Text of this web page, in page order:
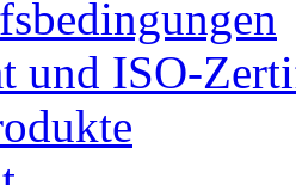
und ISO-